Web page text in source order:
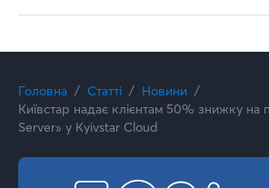
Головна Статті
Новини
Київстар надає клієнтам 50% знижку на
Server» у Kyivstar Cloud